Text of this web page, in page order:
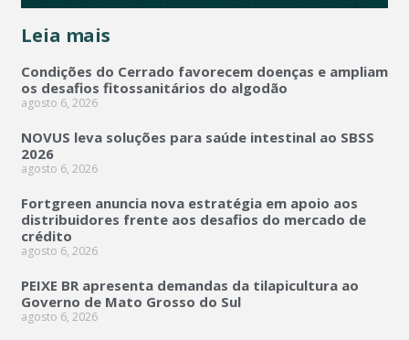
Leia mais
Condições do Cerrado favorecem doenças e ampliam
os desafios fitossanitários do algodão
agosto 6, 2026
NOVUS leva soluções para saúde intestinal ao SBSS
2026
agosto 6, 2026
Fortgreen anuncia nova estratégia em apoio aos
distribuidores frente aos desafios do mercado de
crédito
agosto 6, 2026
PEIXE BR apresenta demandas da tilapicultura ao
Governo de Mato Grosso do Sul
agosto 6, 2026